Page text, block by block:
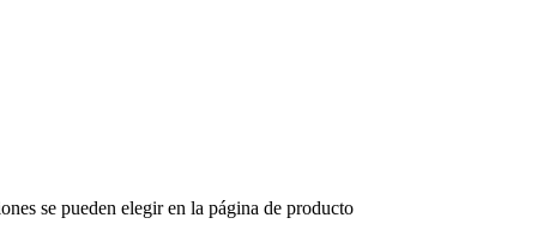
se pueden elegir en la página de producto